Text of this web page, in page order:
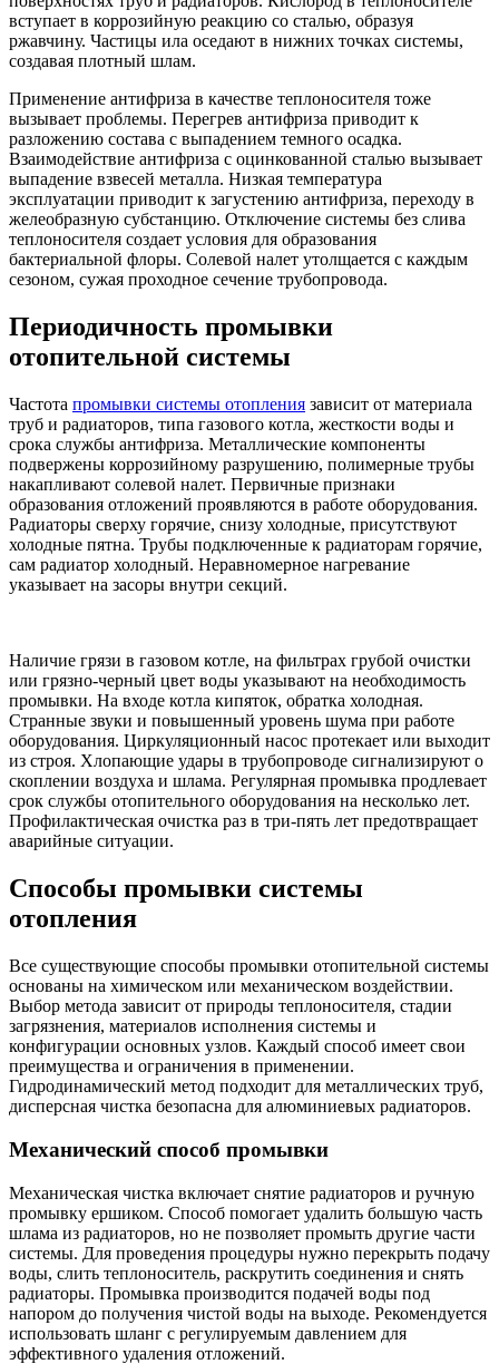
вступает в коррозийную реакцию со сталью, образуя
ржавчину. Частицы ила оседают в нижних точках системы,
создавая плотный шлам.
Применение антифриза в качестве теплоносителя тоже
вызывает проблемы. Перегрев антифриза приводит к
разложению состава с выпадением темного осадка.
Взаимодействие антифриза с оцинкованной сталью вызывает
выпадение взвесей металла. Низкая температура
эксплуатации приводит к загустению антифриза, переходу в
желеобразную субстанцию. Отключение системы без слива
теплоносителя создает условия для образования
бактериальной флоры. Солевой налет утолщается с каждым
сезоном, сужая проходное сечение трубопровода.
Периодичность промывки
отопительной системы
Частота промывки системы отопления зависит от материала
труб и радиаторов, типа газового котла, жесткости воды и
срока службы антифриза. Металлические компоненты
подвержены коррозийному разрушению, полимерные трубы
накапливают солевой налет. Первичные признаки
образования отложений проявляются в работе оборудования.
Радиаторы сверху горячие, снизу холодные, присутствуют
холодные пятна. Трубы подключенные к радиаторам горячие,
сам радиатор холодный. Неравномерное нагревание
указывает на засоры внутри секций.
Наличие грязи в газовом котле, на фильтрах грубой очистки
или грязно-черный цвет воды указывают на необходимость
промывки. На входе котла кипяток, обратка холодная.
Странные звуки и повышенный уровень шума при работе
оборудования. Циркуляционный насос протекает или выходит
из строя. Хлопающие удары в трубопроводе сигнализируют о
скоплении воздуха и шлама. Регулярная промывка продлевает
срок службы отопительного оборудования на несколько лет.
Профилактическая очистка раз в три-пять лет предотвращает
аварийные ситуации.
Способы промывки системы
отопления
Все существующие способы промывки отопительной системы
основаны на химическом или механическом воздействии.
Выбор метода зависит от природы теплоносителя, стадии
загрязнения, материалов исполнения системы и
конфигурации основных узлов. Каждый способ имеет свои
преимущества и ограничения в применении.
Гидродинамический метод подходит для металлических труб,
дисперсная чистка безопасна для алюминиевых радиаторов.
Механический способ промывки
Механическая чистка включает снятие радиаторов и ручную
промывку ершиком. Способ помогает удалить большую часть
шлама из радиаторов, но не позволяет промыть другие части
системы. Для проведения процедуры нужно перекрыть подачу
воды, слить теплоноситель, раскрутить соединения и снять
радиаторы. Промывка производится подачей воды под
напором до получения чистой воды на выходе. Рекомендуется
использовать шланг с регулируемым давлением для
эффективного удаления отложений.